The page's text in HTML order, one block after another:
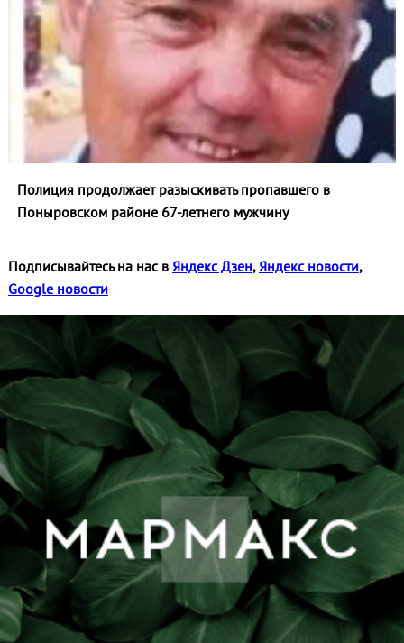
Полиция продолжает разыскивать пропавшего в
Поныровском районе 67-летнего мужчину
Подписывайтесь на нас в Яндекс Дзен, Яндекс новости,
Google новости